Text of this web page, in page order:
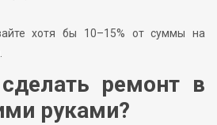
хотя бы 10–15% от суммы на
ремонт в
руками?